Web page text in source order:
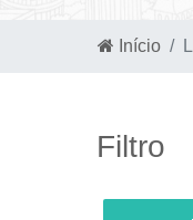
Início
Filtro